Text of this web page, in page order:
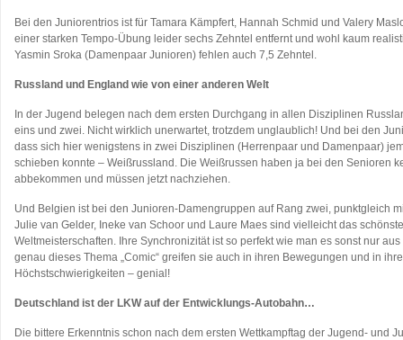
Bei den Juniorentrios ist für Tamara Kämpfert, Hannah Schmid und Valery
einer starken Tempo-Übung leider sechs Zehntel entfernt und wohl kaum
Yasmin Sroka (Damenpaar Junioren) fehlen auch 7,5 Zehntel.
Russland und England wie von einer anderen Welt
In der Jugend belegen nach dem ersten Durchgang in allen Disziplinen
eins und zwei. Nicht wirklich unerwartet, trotzdem unglaublich! Und bei den
dass sich hier wenigstens in zwei Disziplinen (Herrenpaar und Damenpaar)
schieben konnte – Weißrussland. Die Weißrussen haben ja bei den Senioren
abbekommen und müssen jetzt nachziehen.
Und Belgien ist bei den Junioren-Damengruppen auf Rang zwei, punktgleich
Julie van Gelder, Ineke van Schoor und Laure Maes sind vielleicht das
Weltmeisterschaften. Ihre Synchronizität ist so perfekt wie man es sonst nur
genau dieses Thema „Comic“ greifen sie auch in ihren Bewegungen und in
Höchstschwierigkeiten – genial!
Deutschland ist der LKW auf der Entwicklungs-Autobahn…
Die bittere Erkenntnis schon nach dem ersten Wettkampftag der Jugend- und